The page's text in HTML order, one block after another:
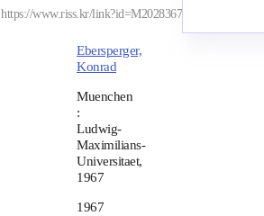
https://www.riss.kr/link?id=M2028367
Ebersperger,
Konrad
Muenchen
:
Ludwig-
Maximilians-
Universitaet,
1967
1967